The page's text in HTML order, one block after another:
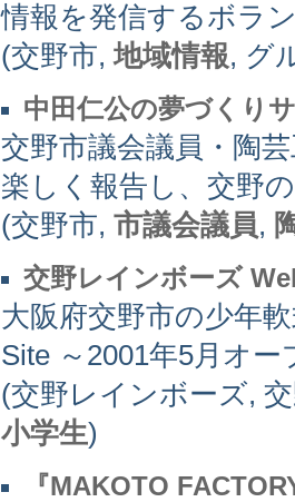
情報を発信するボラ
(交野市,地域情報, グ
中田仁公の夢づくり
交野市議会議員・陶
楽しく報告し、交野
(交野市, 市議会議員,
交野レインボーズ
大阪府交野市の少年
Site ～2001年5月オー
(交野レインボーズ,
小学生)
『MAKOTO